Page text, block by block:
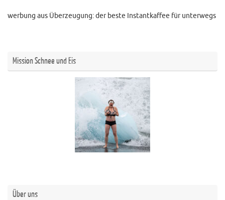
werbung aus Überzeugung: der beste Instantkaffee für unterwegs
Mission Schnee und Eis
Über uns